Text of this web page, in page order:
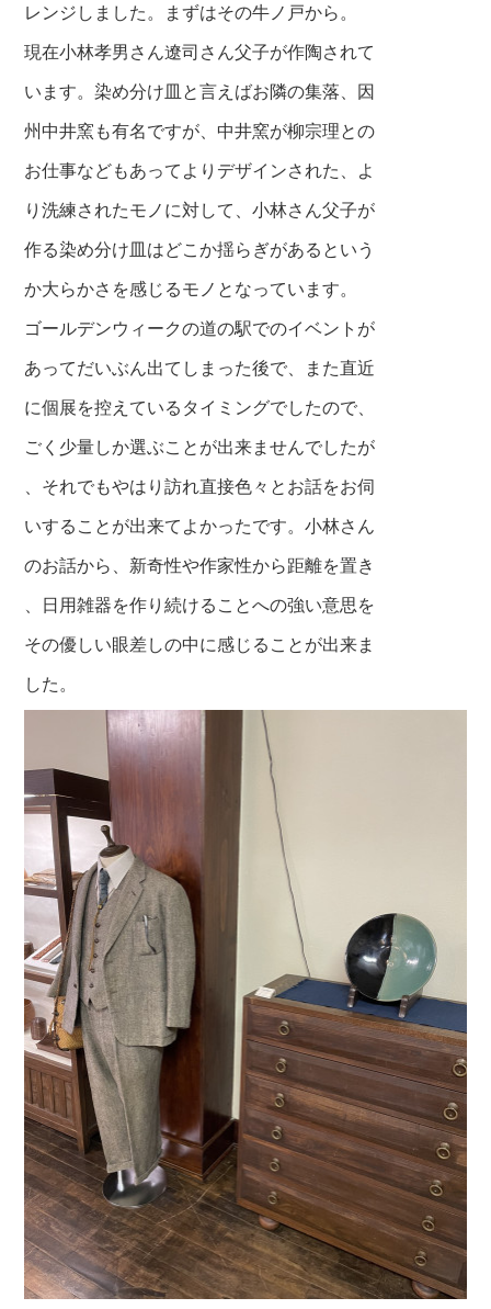
レンジしました。まずはその牛ノ戸から。
現在小林孝男さん遼司さん父子が作陶されて
います。染め分け皿と言えばお隣の集落、因
州中井窯も有名ですが、中井窯が柳宗理との
お仕事などもあってよりデザインされた、よ
り洗練されたモノに対して、小林さん父子が
作る染め分け皿はどこか揺らぎがあるという
か大らかさを感じるモノとなっています。
ゴールデンウィークの道の駅でのイベントが
あってだいぶん出てしまった後で、また直近
に個展を控えているタイミングでしたので、
ごく少量しか選ぶことが出来ませんでしたが
、それでもやはり訪れ直接色々とお話をお伺
いすることが出来てよかったです。小林さん
のお話から、新奇性や作家性から距離を置き
、日用雑器を作り続けることへの強い意思を
その優しい眼差しの中に感じることが出来ま
した。